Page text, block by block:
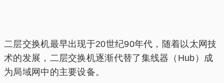
二层交换机最早出现于20世纪90年代，随着以太网技
术的发展，二层交换机逐渐代替了集线器（Hub）成
为局域网中的主要设备。